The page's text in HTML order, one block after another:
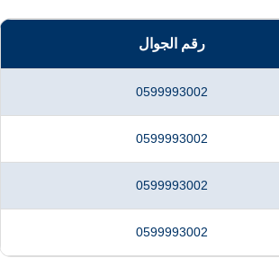
رقم الجوال
0599993002
0599993002
0599993002
0599993002